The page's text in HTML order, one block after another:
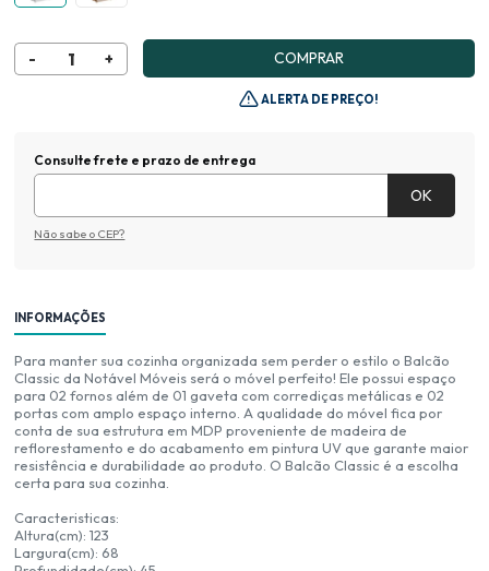
COMPRAR
ALERTA DE PREÇO!
Consulte frete e prazo de entrega
Não sabe o CEP?
INFORMAÇÕES
Para manter sua cozinha organizada sem perder o estilo o Balcão
Classic da Notável Móveis será o móvel perfeito! Ele possui espaço
para 02 fornos além de 01 gaveta com corrediças metálicas e 02
portas com amplo espaço interno. A qualidade do móvel fica por
conta de sua estrutura em MDP proveniente de madeira de
reflorestamento e do acabamento em pintura UV que garante maior
resistência e durabilidade ao produto. O Balcão Classic é a escolha
certa para sua cozinha.
Caracteristicas:
Altura(cm): 123
Largura(cm): 68